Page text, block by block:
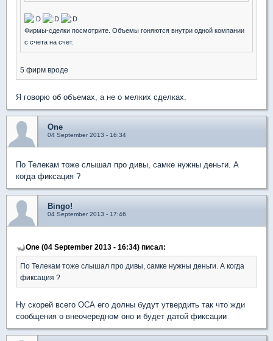
Фирмы-сделки посмотрите. Объемы гоняются внутри одной компании
с счета на счет.
5 фирм вроде
Я говорю об объемах, а не о мелких сделках.
One
04 September 2013 - 16:34
По Телекам тоже слышал про дивы, самке нужны деньги. А
когда фиксация ?
Bingo!
04 September 2013 - 17:46
One (04 September 2013 - 16:34) писал:
По Телекам тоже слышал про дивы, самке нужны деньги. А когда
фиксация ?
Ну скорей всего ОСА его долны будут утвердить так что жди
сообщения о внеочередном оно и будет датой фиксации